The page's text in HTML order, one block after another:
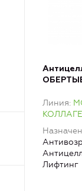
Линия
Лифтинг